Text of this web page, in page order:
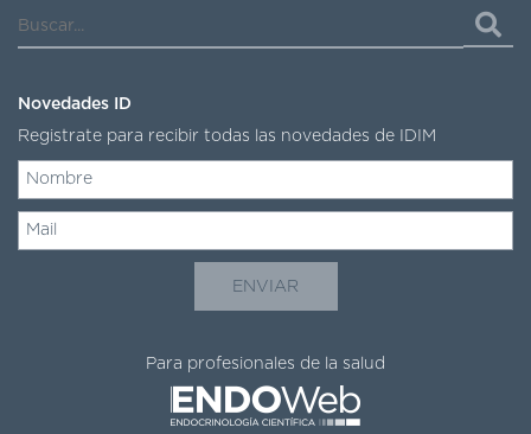
TURNOS
|
4100
TURNOS
Y
RECETAS
ONLINE
Para profesionales de la salud
Novedades ID
Registrate para recibir todas las novedades de IDIM